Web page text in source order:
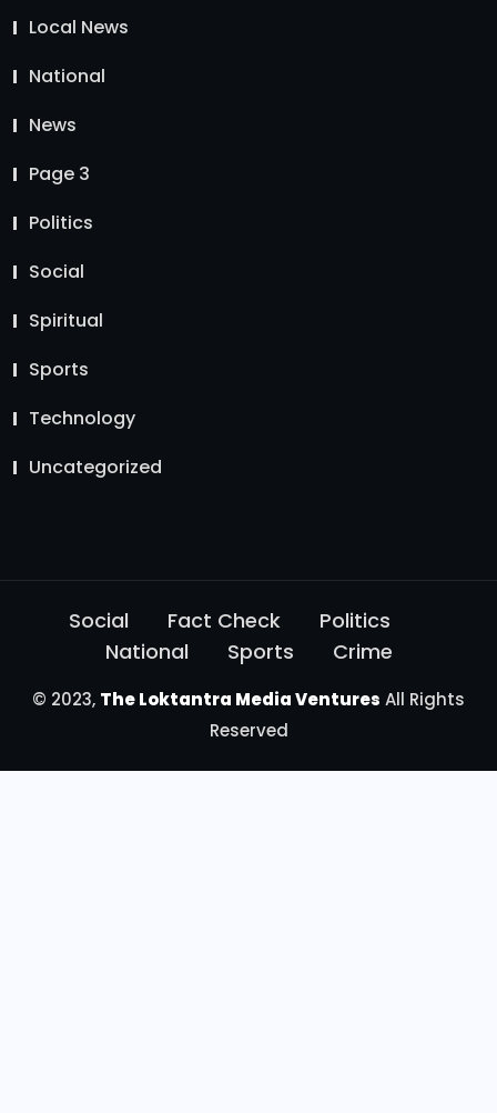
Local News
National
News
Page 3
Politics
Social
Spiritual
Sports
Technology
Uncategorized
Social Fact Check
Politics
National
Sports Crime
© 2023, The Loktantra Media Ventures All Rights
Reserved